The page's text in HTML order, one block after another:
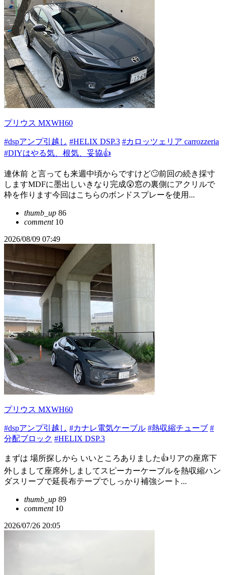
プリウス MXWH60
#dspアンプ引越し #HELIX DSP.3 #カロッツェリア carrozzeria
#DIYはやる気、根気、妥協👍
連休前 と言っても来週中頃からですけど🙄前回の続き採寸
しますMDFに墨出しいきなり完成😲窓の裏側にアクリルで
枠を作ります今回はこちらのボンドスプレーを使用...
thumb_up 86
comment10
2026/08/09 07:49
プリウス MXWH60
#dspアンプ引越し #カナレ電気ケーブル #熱収縮チューブ #
分配ブロック #HELIX DSP.3
まずは 場所探しから いいところありました👍リアの座席下
外しまして座席外しましてスピーカーケーブルを熱収縮ハン
ダスリーブで延長布テープでしっかり補強シート...
thumb_up 89
comment10
2026/07/26 20:05